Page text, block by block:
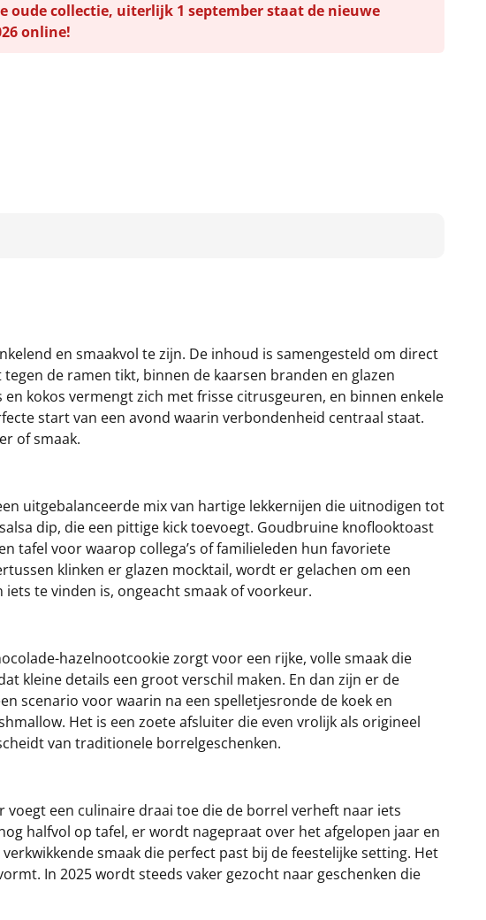
oude collectie, uiterlijk 1 september staat de nieuwe
online!
en smaakvol te zijn. De inhoud is samengesteld om direct
de ramen tikt, binnen de kaarsen branden en glazen
kokos vermengt zich met frisse citrusgeuren, en binnen enkele
start van een avond waarin verbondenheid centraal staat.
of smaak.
uitgebalanceerde mix van hartige lekkernijen die uitnodigen tot
dip, die een pittige kick toevoegt. Goudbruine knoflooktoast
tafel voor waarop collega’s of familieleden hun favoriete
klinken er glazen mocktail, wordt er gelachen om een
te vinden is, ongeacht smaak of voorkeur.
hazelnootcookie zorgt voor een rijke, volle smaak die
kleine details een groot verschil maken. En dan zijn er de
scenario voor waarin na een spelletjesronde de koek en
Het is een zoete afsluiter die even vrolijk als origineel
van traditionele borrelgeschenken.
een culinaire draai toe die de borrel verheft naar iets
halfvol op tafel, er wordt nagepraat over het afgelopen jaar en
smaak die perfect past bij de feestelijke setting. Het
In 2025 wordt steeds vaker gezocht naar geschenken die